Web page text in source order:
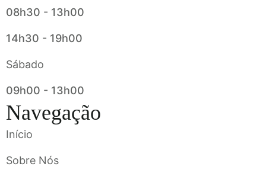
08h30 - 13h00
14h30 - 19h00
Sábado
09h00 - 13h00
Navegação
Início
Sobre Nós